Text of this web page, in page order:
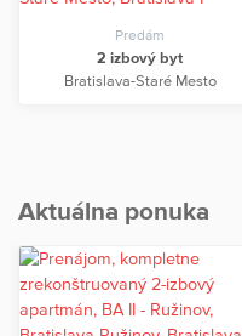
Predám
2 izbový byt
Bratislava-Staré Mesto
Aktuálna ponuka